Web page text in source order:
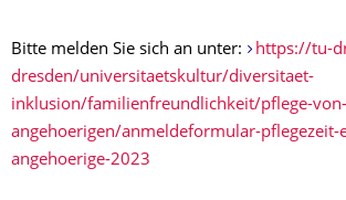
Bitte melden Sie sich an unter:
https://tu-
dresden/universitaetskultur/diversitaet-
inklusion/familienfreundlichkeit/pflege-von-
angehoerigen/anmeldeformular-pflegezeit-
angehoerige-2023